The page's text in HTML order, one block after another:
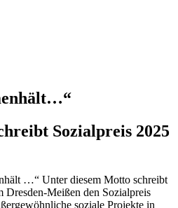
Sozialpreis 2025
…“ Unter diesem Motto schreibt
Meißen den Sozialpreis
soziale Projekte in